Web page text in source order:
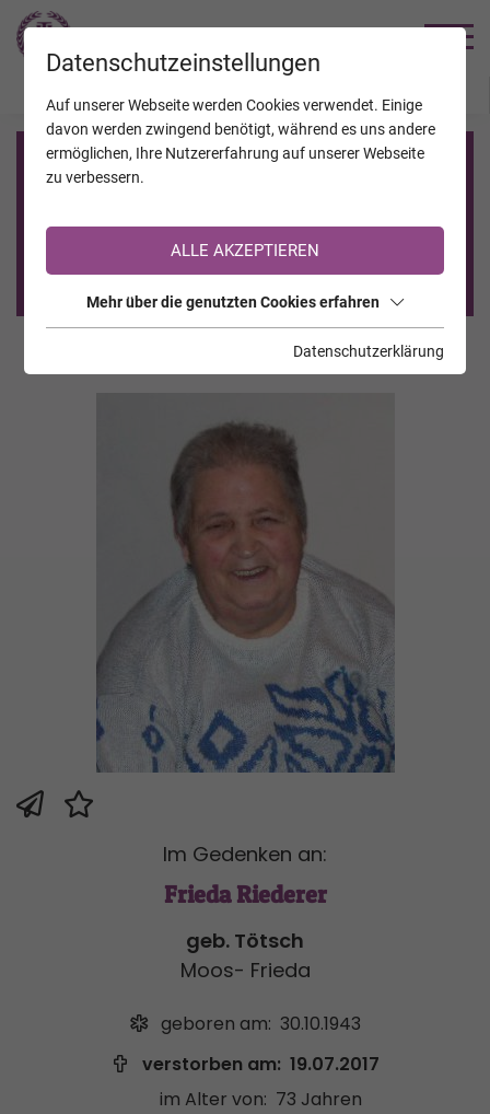
Registrierung auf TrauerHilfe.it
Sie sind noch nicht auf TrauerHilfe.it registriert?
>> zur kostenlosen Registrierung <<
Im Gedenken an:
Frieda Riederer
geb. Tötsch
Moos- Frieda
geboren am: 30.10.1943
verstorben am: 19.07.2017
im Alter von: 73 Jahren
Datenschutzeinstellungen
Auf unserer Webseite werden Cookies verwendet. Einige
davon werden zwingend benötigt, während es uns andere
ermöglichen, Ihre Nutzererfahrung auf unserer Webseite
zu verbessern.
ALLE AKZEPTIEREN
Mehr über die genutzten Cookies erfahren
Datenschutzerklärung
JAHRESTAGE KALENDER VERSTORBENE